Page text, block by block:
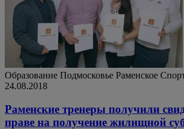
Образование Подмосковье Раменское
24.08.2018
Раменские тренеры получили
праве на получение жилищной